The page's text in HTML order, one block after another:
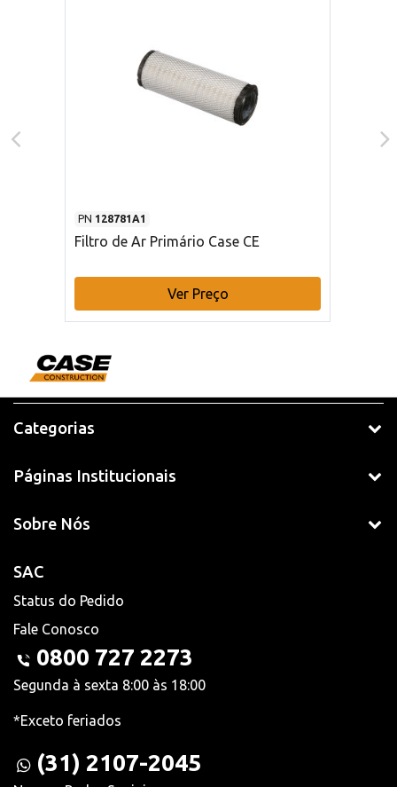
PN 128781A1
Filtro de Ar Primário Case CE
Ver Preço
Categorias
Páginas Institucionais
Sobre Nós
SAC
Status do Pedido
Fale Conosco
0800 727 2273
Segunda à sexta 8:00 às 18:00
*Exceto feriados
(31) 2107-2045